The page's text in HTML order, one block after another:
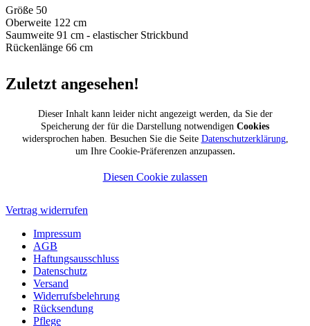
Größe 50
Oberweite 122 cm
Saumweite 91 cm - elastischer Strickbund
Rückenlänge 66 cm
Zuletzt angesehen!
Dieser Inhalt kann leider nicht angezeigt werden, da Sie der
Speicherung der für die Darstellung notwendigen Cookies
widersprochen haben. Besuchen Sie die Seite Datenschutzerklärung,
um Ihre Cookie-Präferenzen anzupassen.
Diesen Cookie zulassen
Vertrag widerrufen
Impressum
AGB
Haftungsausschluss
Datenschutz
Versand
Widerrufsbelehrung
Rücksendung
Pflege